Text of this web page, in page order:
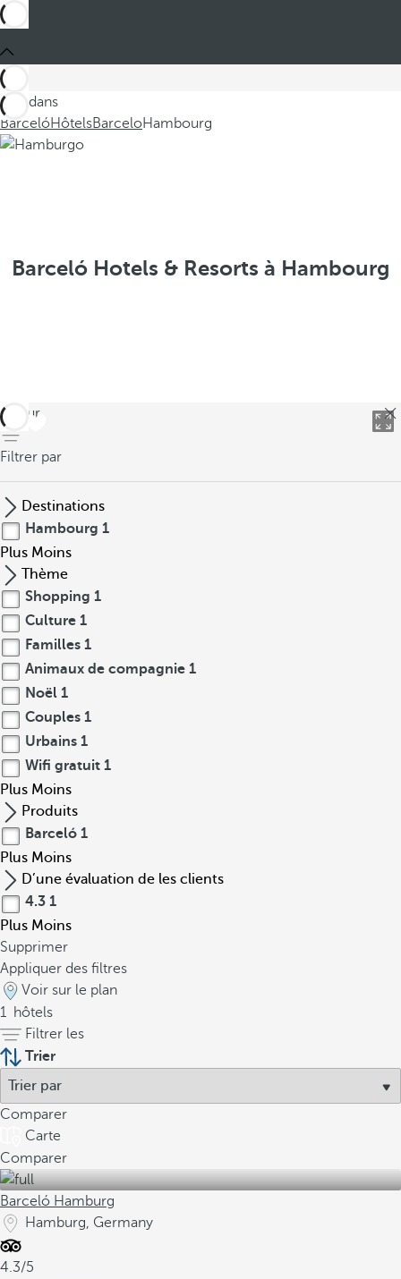
Ces dans
BarcelóHôtelsBarceloHambourg
Barceló Hotels & Resorts à Hambourg
retour
Filtrer par
Destinations
Hambourg 1
Plus Moins
Thème
Shopping 1
Culture 1
Familles 1
Animaux de compagnie 1
Noël 1
Couples 1
Urbains 1
Wifi gratuit 1
Plus Moins
Produits
Barceló 1
Plus Moins
D’une évaluation de les clients
4.3 1
Plus Moins
Supprimer
Appliquer des filtres
Voir sur le plan
1 hôtels
Filtrer les
Trier
Comparer
Carte
Comparer
Barceló Hamburg
Hamburg, Germany
4.3/5